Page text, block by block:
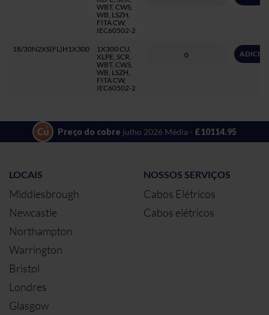
WBT, CWS,
WB, LSZH,
FITA CW,
IEC60502-2
18/30N2XS(FL)H1X300
1X300 CU,
XLPE, SCR,
WBT, CWS,
WB, LSZH,
FITA CW,
IEC60502-2
Preço do cobre julho 2026 Média - £10114.95
LOCAIS
Middlesbrough
Newcastle
Northampton
Warrington
Bristol
Londres
Glasgow
NOSSOS SERVIÇOS
Cabos Elétricos
Cabos elétricos